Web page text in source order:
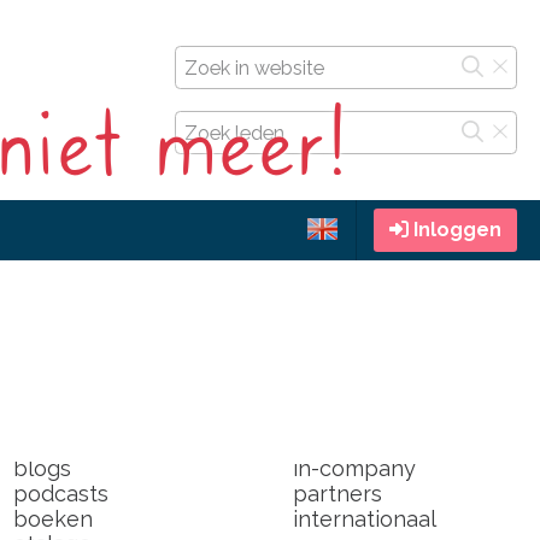
Inloggen
meer!
blogs
podcasts
boeken
in-company
partners
internationaal